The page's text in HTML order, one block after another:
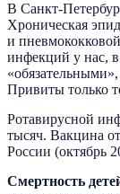
В Санкт-
Хроническая
и
инфекций у нас,
«обязательными»,
Привиты только
Ротавирусной
тысяч. Вакцина
России (октябрь
Смертность